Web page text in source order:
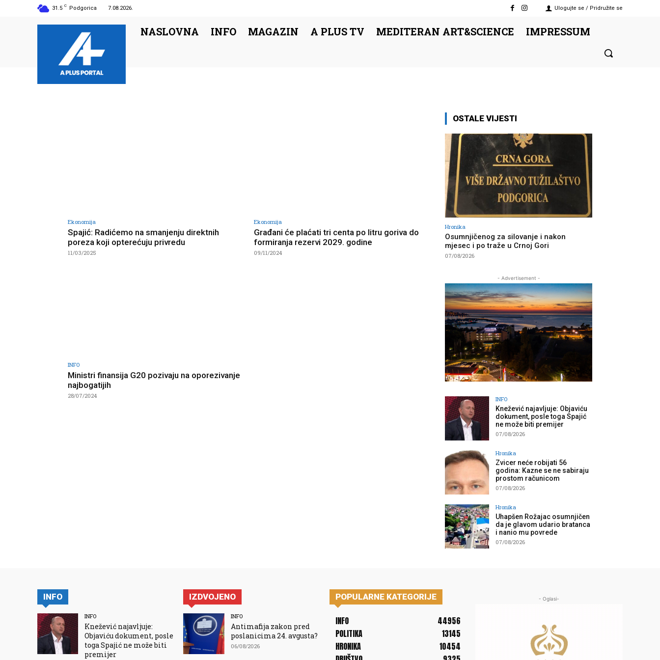
31.5 C Podgorica 7.08.2026. Ulogujte se / Pridružite se
NASLOVNA INFO MAGAZIN A PLUS TV MEDITERAN ART&SCIENCE IMPRESSUM
Ekonomija
Spajić: Radićemo na smanjenju direktnih
poreza koji opterećuju privredu
11/03/2025
Ekonomija
Građani će plaćati tri centa po litru goriva do
formiranja rezervi 2029. godine
09/11/2024
INFO
Ministri finansija G20 pozivaju na oporezivanje
najbogatijih
28/07/2024
OSTALE VIJESTI
Hronika
Osumnjičenog za silovanje i nakon
mjesec i po traže u Crnoj Gori
07/08/2026
- Advertisement -
INFO
Knežević najavljuje: Objaviću
dokument, posle toga Spajić
ne može biti premijer
07/08/2026
Hronika
Zvicer neće robijati 56
godina: Kazne se ne sabiraju
prostom računicom
07/08/2026
Hronika
Uhapšen Rožajac osumnjičen
da je glavom udario bratanca
i nanio mu povrede
07/08/2026
INFO
INFO
Knežević najavljuje:
Objaviću dokument, posle
toga Spajić ne može biti
premijer
IZDVOJENO
INFO
Antimafija zakon pred
poslanicima 24. avgusta?
06/08/2026
POPULARNE KATEGORIJE
INFO
44956
POLITIKA
13145
HRONIKA
10454
- Oglasi-